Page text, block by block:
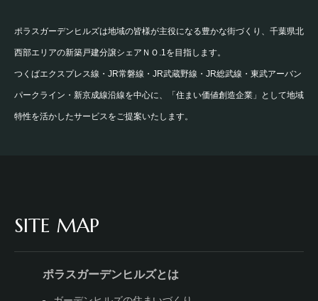
ポラスガーデンヒルズは地域の皆様が主役になる豊かな街づくり、千葉県北
西部エリアの新築戸建分譲シェアＮＯ.1を目指します。
つくばエクスプレス線・JR常磐線・JR武蔵野線・JR総武線・東武アーバン
パークライン・新京成線沿線を中心に、「住まい価値創造企業」として地域
特性を活かしたサービスをご提案いたします。
SITE MAP
ポラスガーデンヒルズとは